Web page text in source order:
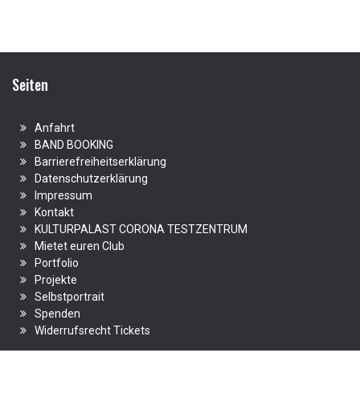
Seiten
Anfahrt
BAND BOOKING
Barrierefreiheitserklärung
Datenschutzerklärung
Impressum
Kontakt
KULTURPALAST CORONA TESTZENTRUM
Mietet euren Club
Portfolio
Projekte
Selbstportrait
Spenden
Widerrufsrecht Tickets